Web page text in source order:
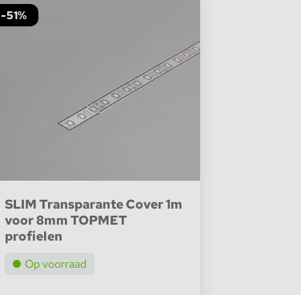
-51%
SLIM Transparante Cover 1m
voor 8mm TOPMET
profielen
Op voorraad